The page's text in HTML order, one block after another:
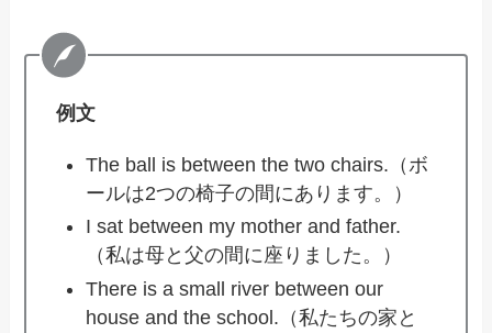
例文
The ball is between the two chairs.（ボ
ールは2つの椅子の間にあります。）
I sat between my mother and father.
（私は母と父の間に座りました。）
There is a small river between our
house and the school.（私たちの家と